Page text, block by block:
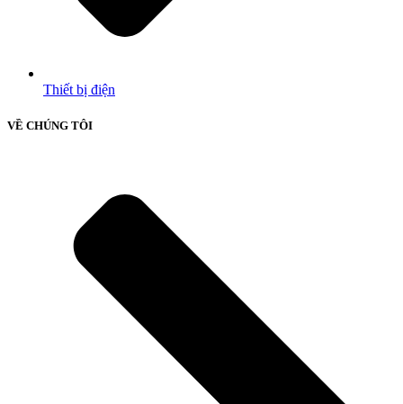
Thiết bị điện
VỀ CHÚNG TÔI